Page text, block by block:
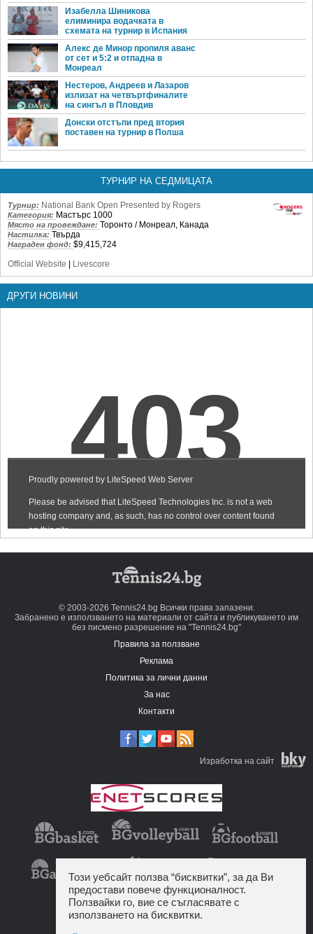
Изабелла Шиникова
елиминира водачката в
схемата на турнир в Испания
Алекс де Минор пропиля аванс
от сет и 5:2 и отпадна в
Монреал
Нестеров, Андреев и Лазаров
излизат на четвъртфиналите
на сингъл в Пловдив
Донски отстъпи пред втория
поставен на турнир в Полша
ТУРНИР НА СЕДМИЦАТА
Турнир: National Bank Open Presented by Rogers
Категория: Мастърс 1000
Място на провеждане: Торонто / Монреал, Канада
Настилка: Твърда
Награден фонд: $9,415,724
Official Website | Livescore
ДРУГИ НОВИНИ
© 2003-2026 Tennis24.bg Всички права запазени.
Забранено е използването на материали от сайта и публикуването им
без писмено разрешение на "Tennis24.bg"
Правила за ползване
Реклама
Политика за лични данни
За нас
Контакти
Изработка на сайт
Този уебсайт ползва “бисквитки”, за да Ви
предостави повече функционалност.
Ползвайки го, вие се съгласявате с
използването на бисквитки.